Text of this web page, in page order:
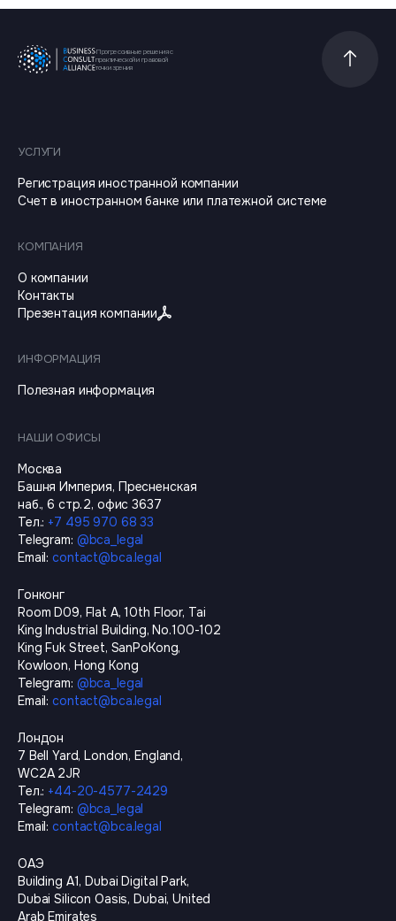
Прогрессивные решения с
практической и правовой
точки зрения
УСЛУГИ
Регистрация иностранной компании
Счет в иностранном банке или платежной системе
КОМПАНИЯ
О компании
Контакты
Презентация компании
ИНФОРМАЦИЯ
Полезная информация
НАШИ ОФИСЫ
Москва
Башня Империя, Пресненская
наб., 6 стр.2, офис 3637
Тел.: +7 495 970 68 33
Telegram: @bca_legal
Email: contact@bca.legal
Гонконг
Room D09, Flat A, 10th Floor, Tai
King Industrial Building, No.100-102
King Fuk Street, SanPoKong,
Kowloon, Hong Kong
Telegram: @bca_legal
Email: contact@bca.legal
Лондон
7 Bell Yard, London, England,
WC2A 2JR
Тел.: +44-20-4577-2429
Telegram: @bca_legal
Email: contact@bca.legal
ОАЭ
Building A1, Dubai Digital Park,
Dubai Silicon Oasis, Dubai, United
Arab Emirates